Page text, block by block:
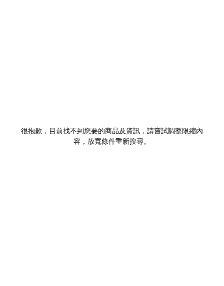
很抱歉，目前找不到您要的商品及資訊，請嘗試調整限縮內
容，放寬條件重新搜尋。